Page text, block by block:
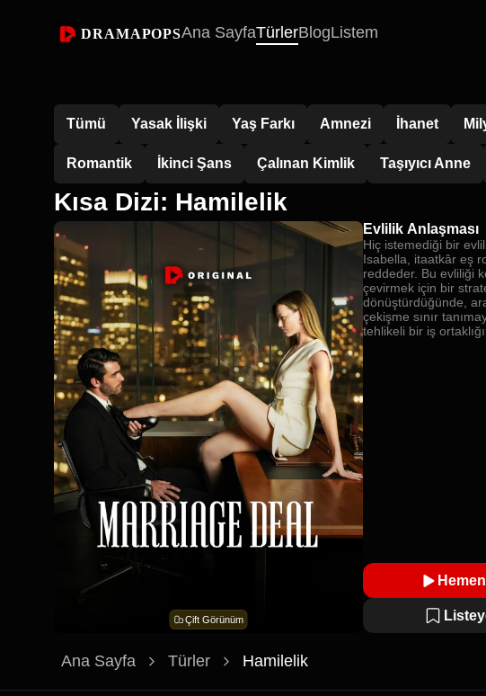
DRAMAPOPSAna SayfaTürlerBlogListem
Tümü Yasak İlişki Yaş Farkı Amnezi İhanet
Romantik İkinci Şans Çalınan Kimlik Taşıyıcı Anne
Kısa Dizi: Hamilelik
Çift Görünüm
Evlilik Anlaşması
Hiç istemediği bir
Isabella, itaatkâr eş
reddeder. Bu evliliği
çevirmek için bir
dönüştürdüğünde,
çekişme sınır
tehlikeli bir iş
Ana Sayfa Türler Hamilelik